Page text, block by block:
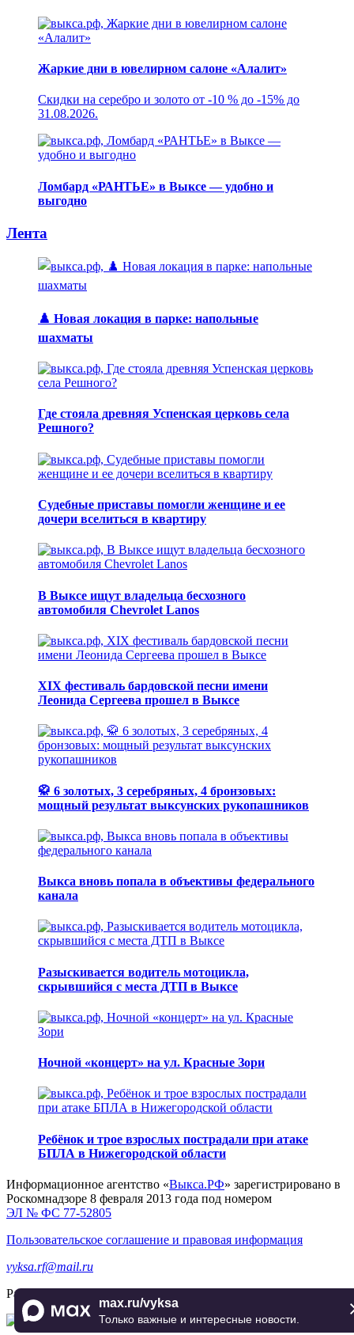
Жаркие дни в ювелирном салоне «Алалит»
Скидки на серебро и золото от -10 % до -15% до
31.08.2026.
Ломбард «РАНТЬЕ» в Выксе — удобно и
выгодно
Лента
♟️ Новая локация в парке: напольные
шахматы
Где стояла древняя Успенская церковь села
Решного?
Судебные приставы помогли женщине и ее
дочери вселиться в квартиру
В Выксе ищут владельца бесхозного
автомобиля Chevrolet Lanos
XIX фестиваль бардовской песни имени
Леонида Сергеева прошел в Выксе
🥋 6 золотых, 3 серебряных, 4 бронзовых:
мощный результат выксунских рукопашников
Выкса вновь попала в объективы федерального
канала
Разыскивается водитель мотоцикла,
скрывшийся с места ДТП в Выксе
Ночной «концерт» на ул. Красные Зори
Ребёнок и трое взрослых пострадали при атаке
БПЛА в Нижегородской области
max.ru/vyksa
Только важные и интересные новости.
Информационное агентство «Выкса.РФ» зарегистрировано в
Роскомнадзоре 8 февраля 2013 года под номером
ЭЛ № ФС 77-52805
Пользовательское соглашение и правовая информация
vyksa.rf@mail.ru
Разработка и продвижение —